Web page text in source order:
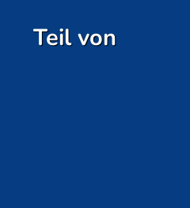
Teil von